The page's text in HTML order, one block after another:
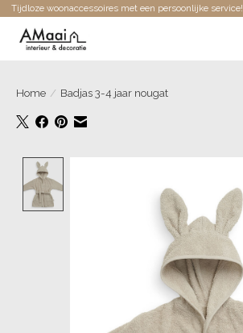
Tijdloze woonaccessoires met een persoonlijke service!
Home / Badjas 3-4 jaar nougat